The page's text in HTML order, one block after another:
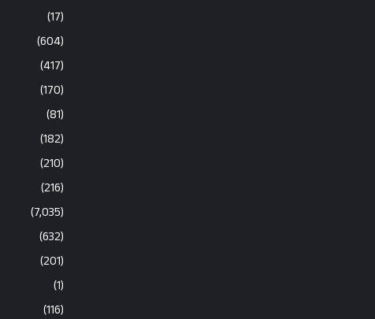
(17)
(604)
(417)
(170)
(81)
(182)
(210)
(216)
(7,035)
(632)
(201)
(1)
(116)